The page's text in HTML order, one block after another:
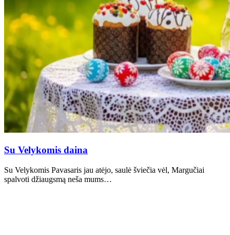
Su Velykomis daina
Su Velykomis Pavasaris jau atėjo, saulė šviečia vėl, Margučiai
spalvoti džiaugsmą neša mums…